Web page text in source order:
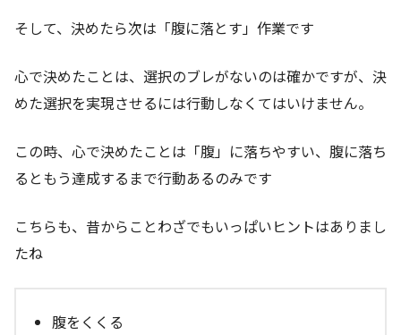
そして、決めたら次は「腹に落とす」作業です
心で決めたことは、選択のブレがないのは確かですが、決
めた選択を実現させるには行動しなくてはいけません。
この時、心で決めたことは「腹」に落ちやすい、腹に落ち
るともう達成するまで行動あるのみです
こちらも、昔からことわざでもいっぱいヒントはありまし
たね
腹をくくる